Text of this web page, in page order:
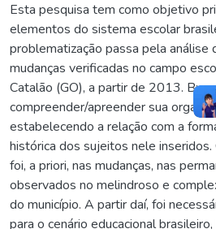
Esta pesquisa tem como objetivo
elementos do sistema escolar
problematização passa pela análise
mudanças verificadas no campo
Catalão (GO), a partir de 2013.
compreender/apreender sua
estabelecendo a relação com a
histórica dos sujeitos nele
foi, a priori, nas mudanças, nas
observados no melindroso e
do município. A partir daí, foi
para o cenário educacional